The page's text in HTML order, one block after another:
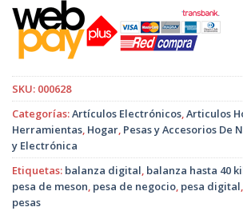
era:
$23.990.
es:
$19.990.
SKU: 000628
Categorías:Artículos Electrónicos,Articulos
Herramientas, Hogar, Pesas y Accesorios De
y Electrónica
Etiquetas: balanza digital, balanza hasta 40
pesa de meson, pesa de negocio, pesa digital,
pesas